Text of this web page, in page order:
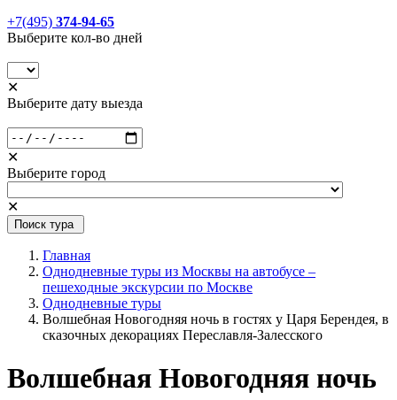
+7(495) 374-94-65
Выберите кол-во дней
✕
Выберите дату выезда
✕
Выберите город
✕
Поиск тура
Главная
Однодневные туры из Москвы на автобусе –
пешеходные экскурсии по Москве
Однодневные туры
Волшебная Новогодняя ночь в гостях у Царя Берендея, в
сказочных декорациях Переславля-Залесского
Волшебная Новогодняя ночь